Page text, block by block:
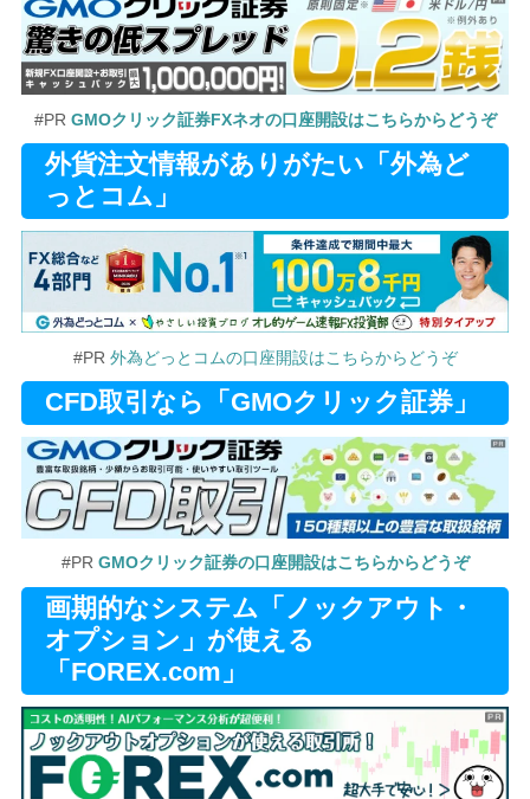
#PR GMOクリック証券FXネオの口座開設はこちらからどうぞ
外貨注文情報がありがたい「外為ど
っとコム」
#PR 外為どっとコムの口座開設はこちらからどうぞ
CFD取引なら「GMOクリック証券」
#PR GMOクリック証券の口座開設はこちらからどうぞ
画期的なシステム「ノックアウト・
オプション」が使える
「FOREX.com」